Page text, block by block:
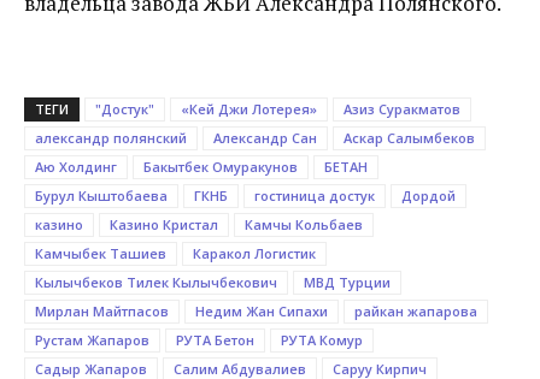
ТЕГИ "Достук" «Кей Джи Лотерея»
Азиз Суракматов
александр полянский
Александр Сан
Аскар Салымбеков
Аю Холдинг
Бакытбек Омуракунов
БЕТАН
Бурул Кыштобаева
ГКНБ гостиница достук
Дордой
казино
Казино Кристал
Камчы Кольбаев
Камчыбек Ташиев
Каракол Логистик
Кылычбеков Тилек Кылычбекович
МВД Турции
Мирлан Майтпасов
Недим Жан Сипахи
райкан жапарова
Рустам Жапаров
РУТА Бетон
РУТА Комур
Садыр Жапаров
Салим Абдувалиев
Саруу Кирпич